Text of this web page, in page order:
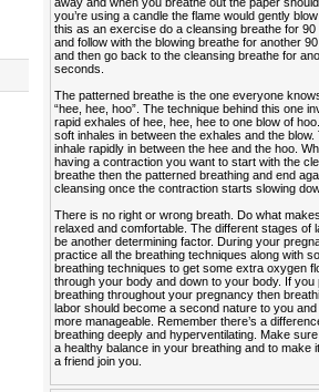
you’re using a candle the flame would gently
this as an exercise do a cleansing breathe for
and follow with the blowing breathe for another
and then go back to the cleansing breathe for
seconds.
The patterned breathe is the one everyone
“hee, hee, hoo”. The technique behind this one
rapid exhales of hee, hee, hee to one blow of
soft inhales in between the exhales and the blow.
inhale rapidly in between the hee and the hoo.
having a contraction you want to start with the
breathe then the patterned breathing and end
cleansing once the contraction starts slowing
There is no right or wrong breath. Do what
relaxed and comfortable. The different stages of
be another determining factor. During your
practice all the breathing techniques along with
breathing techniques to get some extra oxygen
through your body and down to your body. If you
breathing throughout your pregnancy then
labor should become a second nature to you and
more manageable. Remember there’s a
breathing deeply and hyperventilating. Make
a healthy balance in your breathing and to make
a friend join you.